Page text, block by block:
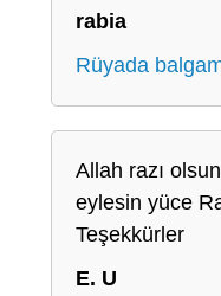
rabia
Rüyada
Allah razı
eylesin yüce
Teşekkürler
E. U